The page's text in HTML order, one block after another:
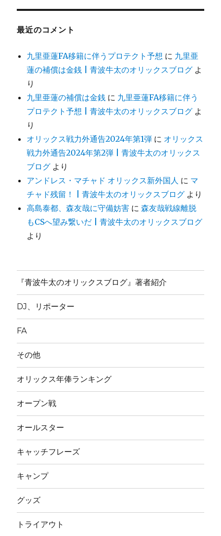
最近のコメント
九里亜蓮FA移籍に伴うプロテクト予想 に 九里亜
蓮の補償は金銭 | 青波牛太のオリックスブログ よ
り
九里亜蓮の補償は金銭 に 九里亜蓮FA移籍に伴う
プロテクト予想 | 青波牛太のオリックスブログ よ
り
オリックス戦力外通告2024年第1弾 に オリックス
戦力外通告2024年第2弾 | 青波牛太のオリックス
ブログ より
アンドレス・マチャド オリックス新外国人 に マ
チャド残留！ | 青波牛太のオリックスブログ より
高島泰都、森友哉に守備妨害 に森友哉戦線離脱
もCSへ望み繋いだ | 青波牛太のオリックスブログ
より
『青波牛太のオリックスブログ』著者紹介
DJ、リポーター
FA
その他
オリックス年俸ランキング
オープン戦
オールスター
キャッチフレーズ
キャンプ
グッズ
トライアウト